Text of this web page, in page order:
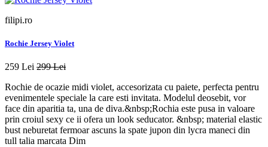
filipi.ro
Rochie Jersey Violet
259 Lei 299 Lei
Rochie de ocazie midi violet, accesorizata cu paiete, perfecta pentru
evenimentele speciale la care esti invitata. Modelul deosebit, vor
face din aparitia ta, una de diva.&nbsp;Rochia este pusa in valoare
prin croiul sexy ce ii ofera un look seducator. &nbsp; material elastic
bust neburetat fermoar ascuns la spate jupon din lycra maneci din
tull talia marcata Dim